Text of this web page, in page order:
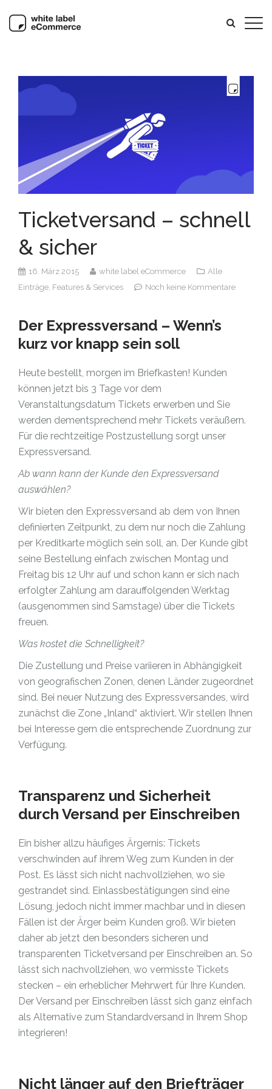
Ticketversand – schnell
& sicher
16. März 2015 white label eCommerce
Alle
Einträge, Features & Services Noch keine Kommentare
Der Expressversand – Wenn’s
kurz vor knapp sein soll
Heute bestellt, morgen im Briefkasten! Kunden
können jetzt bis 3 Tage vor dem
Veranstaltungsdatum Tickets erwerben und Sie
werden dementsprechend mehr Tickets veräußern.
Für die rechtzeitige Postzustellung sorgt unser
Expressversand.
Ab wann kann der Kunde den Expressversand
auswählen?
Wir bieten den Expressversand ab dem von Ihnen
definierten Zeitpunkt, zu dem nur noch die Zahlung
per Kreditkarte möglich sein soll, an. Der Kunde gibt
seine Bestellung einfach zwischen Montag und
Freitag bis 12 Uhr auf und schon kann er sich nach
erfolgter Zahlung am darauffolgenden Werktag
(ausgenommen sind Samstage) über die Tickets
freuen.
Was kostet die Schnelligkeit?
Die Zustellung und Preise variieren in Abhängigkeit
von geografischen Zonen, denen Länder zugeordnet
sind. Bei neuer Nutzung des Expressversandes, wird
zunächst die Zone „Inland“ aktiviert. Wir stellen Ihnen
bei Interesse gern die entsprechende Zuordnung zur
Verfügung.
Transparenz und Sicherheit
durch Versand per Einschreiben
Ein bisher allzu häufiges Ärgernis: Tickets
verschwinden auf ihrem Weg zum Kunden in der
Post. Es lässt sich nicht nachvollziehen, wo sie
gestrandet sind. Einlassbestätigungen sind eine
Lösung, jedoch nicht immer machbar und in diesen
Fällen ist der Ärger beim Kunden groß. Wir bieten
daher ab jetzt den besonders sicheren und
transparenten Ticketversand per Einschreiben an. So
lässt sich nachvollziehen, wo vermisste Tickets
stecken – ein erheblicher Mehrwert für Ihre Kunden.
Der Versand per Einschreiben lässt sich ganz einfach
als Alternative zum Standardversand in Ihrem Shop
integrieren!
Nicht länger auf den Briefträger